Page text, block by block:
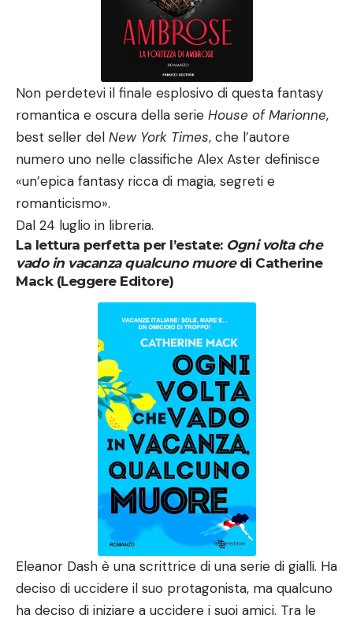
Non perdetevi il finale esplosivo di questa fantasy
romantica e oscura della serie House of Marionne,
best seller del New York Times, che l’autore
numero uno nelle classifiche Alex Aster definisce
«un’epica fantasy ricca di magia, segreti e
romanticismo».
Dal 24 luglio in libreria.
La lettura perfetta per l’estate: Ogni volta che
vado in vacanza qualcuno muoredi Catherine
Mack (Leggere Editore)
Eleanor Dash è una scrittrice di una serie di gialli. Ha
deciso di uccidere il suo protagonista, ma qualcuno
ha deciso di iniziare a uccidere i suoi amici. Tra le